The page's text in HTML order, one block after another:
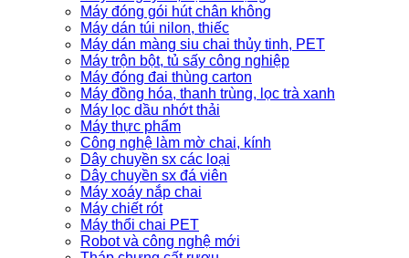
Máy đóng gói hút chân không
Máy dán túi nilon, thiếc
Máy dán màng siu chai thủy tinh, PET
Máy trộn bột, tủ sấy công nghiệp
Máy đóng đai thùng carton
Máy đồng hóa, thanh trùng, lọc trà xanh
Máy lọc dầu nhớt thải
Máy thực phẩm
Công nghệ làm mờ chai, kính
Dây chuyền sx các loại
Dây chuyền sx đá viên
Máy xoáy nắp chai
Máy chiết rót
Máy thổi chai PET
Robot và công nghệ mới